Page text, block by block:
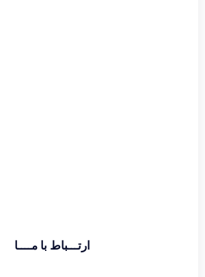
ارتـــباط با مــــا